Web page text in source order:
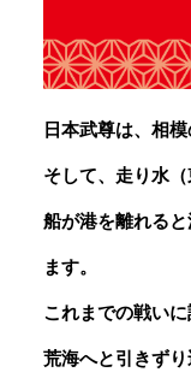
日本武尊は、相
そして、走り水
船が港を離れる
ます。
これまでの戦い
荒海へと引きず